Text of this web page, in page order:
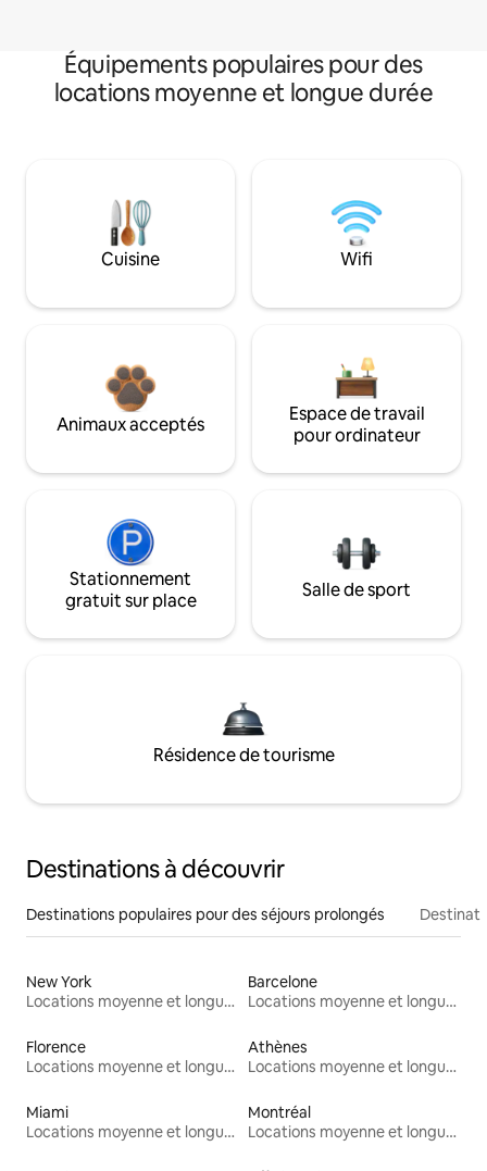
Équipements populaires pour des
locations moyenne et longue durée
Cuisine Wifi
Animaux acceptés
Espace de travail
pour ordinateur
Stationnement
gratuit sur place
Salle de sport
Résidence de tourisme
Destinations à découvrir
Destinations populaires pour des séjours prolongés
New York
Locations moyenne et longue durée
Barcelone
Locations moyenne et longue durée
Florence
Locations moyenne et longue durée
Athènes
Locations moyenne et longue durée
Miami
Locations moyenne et longue durée
Montréal
Locations moyenne et longue durée